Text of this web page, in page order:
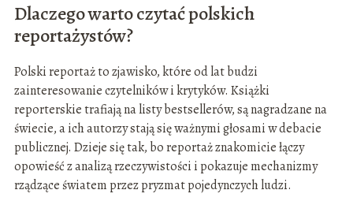
Dlaczego warto czytać polskich
reportażystów?
Polski reportaż to zjawisko, które od lat budzi
zainteresowanie czytelników i krytyków. Książki
reporterskie trafiają na listy bestsellerów, są nagradzane na
świecie, a ich autorzy stają się ważnymi głosami w debacie
publicznej. Dzieje się tak, bo reportaż znakomicie łączy
opowieść z analizą rzeczywistości i pokazuje mechanizmy
rządzące światem przez pryzmat pojedynczych ludzi.